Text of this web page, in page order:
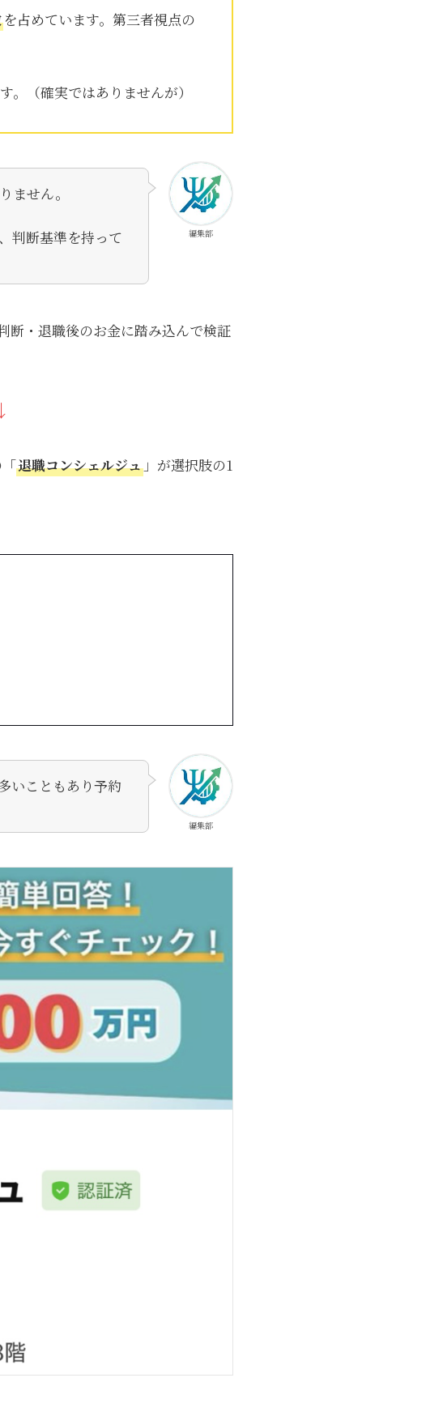
を占めています。第三者視点の
（確実ではありませんが）
編集部
ません。
判断基準を持って
断・退職後のお金に踏み込んで検証
退職コンシェルジュ 」が選択肢の1
編集部
いこともあり予約